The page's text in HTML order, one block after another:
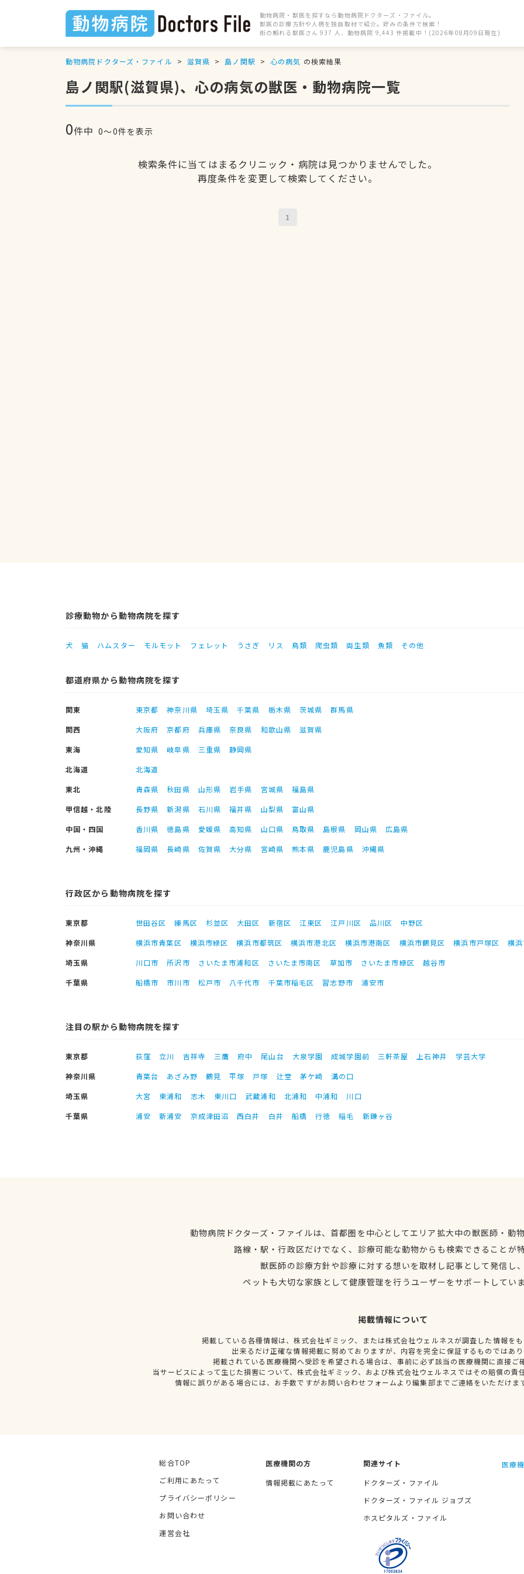
動物病院・獣医を探すなら動物病院ドクターズ・ファイル。
獣医の診療方針や人柄を独自取材で紹介。好みの条件で検索！
街の頼れる獣医さん 937 人、動物病院 9,443 件掲載中！(2026年08月09日現在)
動物病院ドクターズ・ファイル 滋賀県 島ノ関駅 心の病気 の検索結果
島ノ関駅(滋賀県)、心の病気の獣医・動物病院一覧
0件中 0〜0件を表示
検索条件に当てはまるクリニック・病院は見つかりませんでした。
再度条件を変更して検索してください。
1
診療動物から動物病院を探す
犬 猫 ハムスター モルモット フェレット うさぎ リス 鳥類 爬虫類 両生類 魚類 その他
都道府県から動物病院を探す
関東 東京都 神奈川県 埼玉県 千葉県 栃木県 茨城県
群馬県
関西
大阪府 京都府 兵庫県 奈良県 和歌山県
滋賀県
東海
愛知県 岐阜県 三重県
静岡県
北海道
北海道
東北
青森県 秋田県 山形県 岩手県 宮城県
福島県
甲信越・北陸
長野県 新潟県 石川県 福井県 山梨県
富山県
中国・四国
香川県 徳島県 愛媛県 高知県 山口県 鳥取県 島根県 岡山県
広島県
九州・沖縄
福岡県 長崎県 佐賀県 大分県 宮崎県 熊本県 鹿児島県 沖縄県
行政区から動物病院を探す
東京都 世田谷区 練馬区 杉並区 大田区 新宿区 江東区 江戸川区 品川区
中野区
神奈川県
横浜市青葉区 横浜市緑区 横浜市都筑区 横浜市港北区 横浜市港南区 横浜市鶴見区 横浜市戸塚区
横
埼玉県
川口市 所沢市 さいたま市浦和区 さいたま市南区 草加市 さいたま市緑区
越谷市
千葉県
船橋市 市川市 松戸市 八千代市 千葉市稲毛区 習志野市 浦安市
注目の駅から動物病院を探す
東京都 荻窪 立川 吉祥寺 三鷹 府中 尾山台 大泉学園 成城学園前 三軒茶屋 上石神井
学芸大学
神奈川県
青葉台 あざみ野 鶴見 平塚 戸塚 辻堂 茅ケ崎
溝の口
埼玉県
大宮 東浦和 志木 東川口 武蔵浦和 北浦和 中浦和
川口
千葉県
浦安 新浦安 京成津田沼 西白井 白井 船橋 行徳 稲毛 新鎌ヶ谷
動物病院ドクターズ・ファイルは、首都圏を中心としてエリア拡大中の獣医師・動
路線・駅・行政区だけでなく、診療可能な動物からも検索できることが
獣医師の診療方針や診療に対する想いを取材し記事として発信し
ペットも大切な家族として健康管理を行うユーザーをサポートしてい
掲載情報について
掲載している各種情報は、株式会社ギミック、または株式会社ウェルネスが調査した情報を
出来るだけ正確な情報掲載に努めておりますが、内容を完全に保証するものではあ
掲載されている医療機関へ受診を希望される場合は、事前に必ず該当の医療機関に直接ご
当サービスによって生じた損害について、株式会社ギミック、および株式会社ウェルネスではその賠償の責
情報に誤りがある場合には、お手数ですがお問い合わせフォームより編集部までご連絡をいただけま
総合TOP
ご利用にあたって
プライバシーポリシー
お問い合わせ
運営会社
医療機関の方
情報掲載にあたって
関連サイト
ドクターズ・ファイル
ドクターズ・ファイル ジョブズ
ホスピタルズ・ファイル
医療